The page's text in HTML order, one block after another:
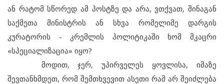
ან რატომ სწორედ ამ პოსტზე და არა, ვთქვათ, შინაგან
საქმეთა მინისტრის ან სხვა რომელიმე დარგის
კურატორის - კრემლის პოლიტიკაში ხომ მკაცრი
«სპეციალიზაცია» იყო?
მოდით, ჯერ, უპირველეს ყოვლისა, იმაზე
შევთანხმდეთ, რომ შემთხვევით ასეთი რამ არ შეიძლება